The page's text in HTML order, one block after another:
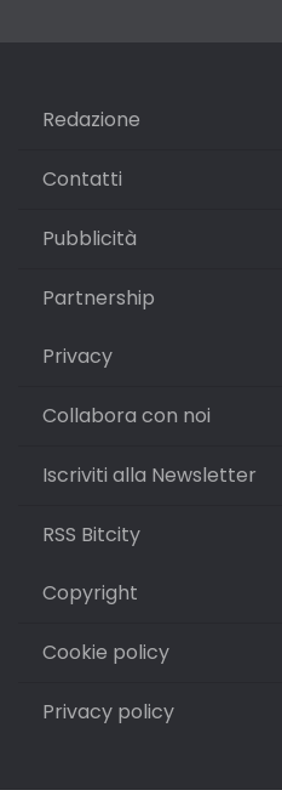
Redazione
Contatti
Pubblicità
Partnership
Privacy
Collabora con noi
Iscriviti alla Newsletter
RSS Bitcity
Copyright
Cookie policy
Privacy policy